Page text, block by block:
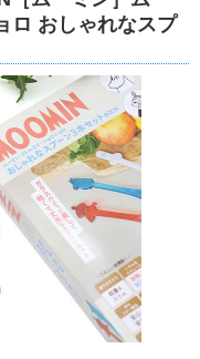
ロ おしゃれなスプ